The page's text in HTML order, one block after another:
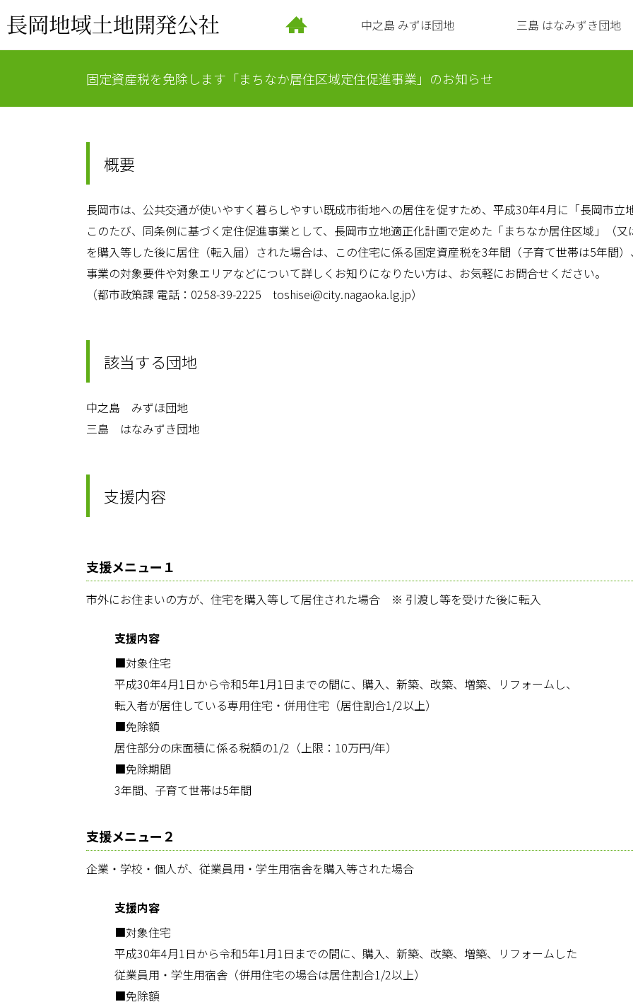
中之島 みずほ団地 三島 はなみずき団地
固定資産税を免除します「まちなか居住区域定住促進事業」のお知らせ
概要
長岡市は、公共交通が使いやすく暮らしやすい既成市街地への居住を促すため、平成30年4月に「長岡市立
このたび、同条例に基づく定住促進事業として、長岡市立地適正化計画で定めた「まちなか居住区域」（
を購入等した後に居住（転入届）された場合は、この住宅に係る固定資産税を3年間（子育て世帯は5年間）
事業の対象要件や対象エリアなどについて詳しくお知りになりたい方は、お気軽にお問合せください。
（都市政策課 電話：0258-39-2225 toshisei@city.nagaoka.lg.jp）
該当する団地
中之島 みずほ団地
三島 はなみずき団地
支援内容
支援メニュー１
市外にお住まいの方が、住宅を購入等して居住された場合 ※ 引渡し等を受けた後に転入
支援内容
■対象住宅
平成30年4月1日から令和5年1月1日までの間に、購入、新築、改築、増築、リフォームし、
転入者が居住している専用住宅・併用住宅（居住割合1/2以上）
■免除額
居住部分の床面積に係る税額の1/2（上限：10万円/年）
■免除期間
3年間、子育て世帯は5年間
支援メニュー２
企業・学校・個人が、従業員用・学生用宿舎を購入等された場合
支援内容
■対象住宅
平成30年4月1日から令和5年1月1日までの間に、購入、新築、改築、増築、リフォームした
従業員用・学生用宿舎（併用住宅の場合は居住割合1/2以上）
■免除額